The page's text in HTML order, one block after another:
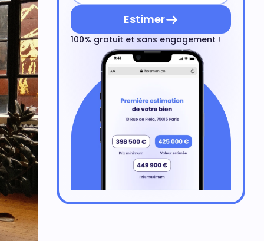
Estimer
100% gratuit et sans engagement !